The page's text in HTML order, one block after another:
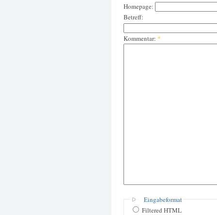
Homepage:
Betreff:
Kommentar: *
Eingabeformat
Filtered HTML